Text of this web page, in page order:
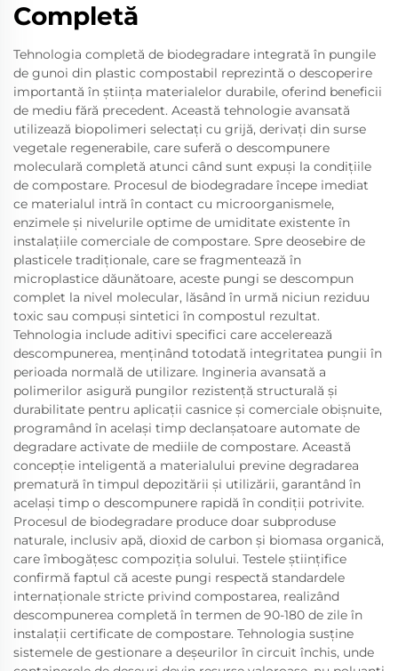
Completă
Tehnologia completă de biodegradare integrată în pungile
de gunoi din plastic compostabil reprezintă o descoperire
importantă în știința materialelor durabile, oferind beneficii
de mediu fără precedent. Această tehnologie avansată
utilizează biopolimeri selectați cu grijă, derivați din surse
vegetale regenerabile, care suferă o descompunere
moleculară completă atunci când sunt expuși la condițiile
de compostare. Procesul de biodegradare începe imediat
ce materialul intră în contact cu microorganismele,
enzimele și nivelurile optime de umiditate existente în
instalațiile comerciale de compostare. Spre deosebire de
plasticele tradiționale, care se fragmentează în
microplastice dăunătoare, aceste pungi se descompun
complet la nivel molecular, lăsând în urmă niciun reziduu
toxic sau compuși sintetici în compostul rezultat.
Tehnologia include aditivi specifici care accelerează
descompunerea, menținând totodată integritatea pungii în
perioada normală de utilizare. Ingineria avansată a
polimerilor asigură pungilor rezistență structurală și
durabilitate pentru aplicații casnice și comerciale obișnuite,
programând în același timp declanșatoare automate de
degradare activate de mediile de compostare. Această
concepție inteligentă a materialului previne degradarea
prematură în timpul depozitării și utilizării, garantând în
același timp o descompunere rapidă în condiții potrivite.
Procesul de biodegradare produce doar subproduse
naturale, inclusiv apă, dioxid de carbon și biomasa organică,
care îmbogățesc compoziția solului. Testele științifice
confirmă faptul că aceste pungi respectă standardele
internaționale stricte privind compostarea, realizând
descompunerea completă în termen de 90-180 de zile în
instalații certificate de compostare. Tehnologia susține
sistemele de gestionare a deșeurilor în circuit închis, unde